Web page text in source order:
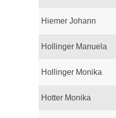
Hiemer Johann
Hollinger Manuela
Hollinger Monika
Hotter Monika